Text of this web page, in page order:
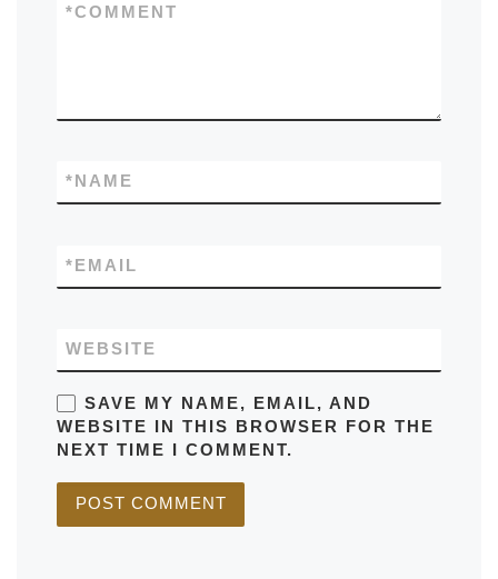
COMMENT
*
NAME
*
EMAIL
*
WEBSITE
SAVE MY NAME, EMAIL, AND
WEBSITE IN THIS BROWSER FOR THE
NEXT TIME I COMMENT.